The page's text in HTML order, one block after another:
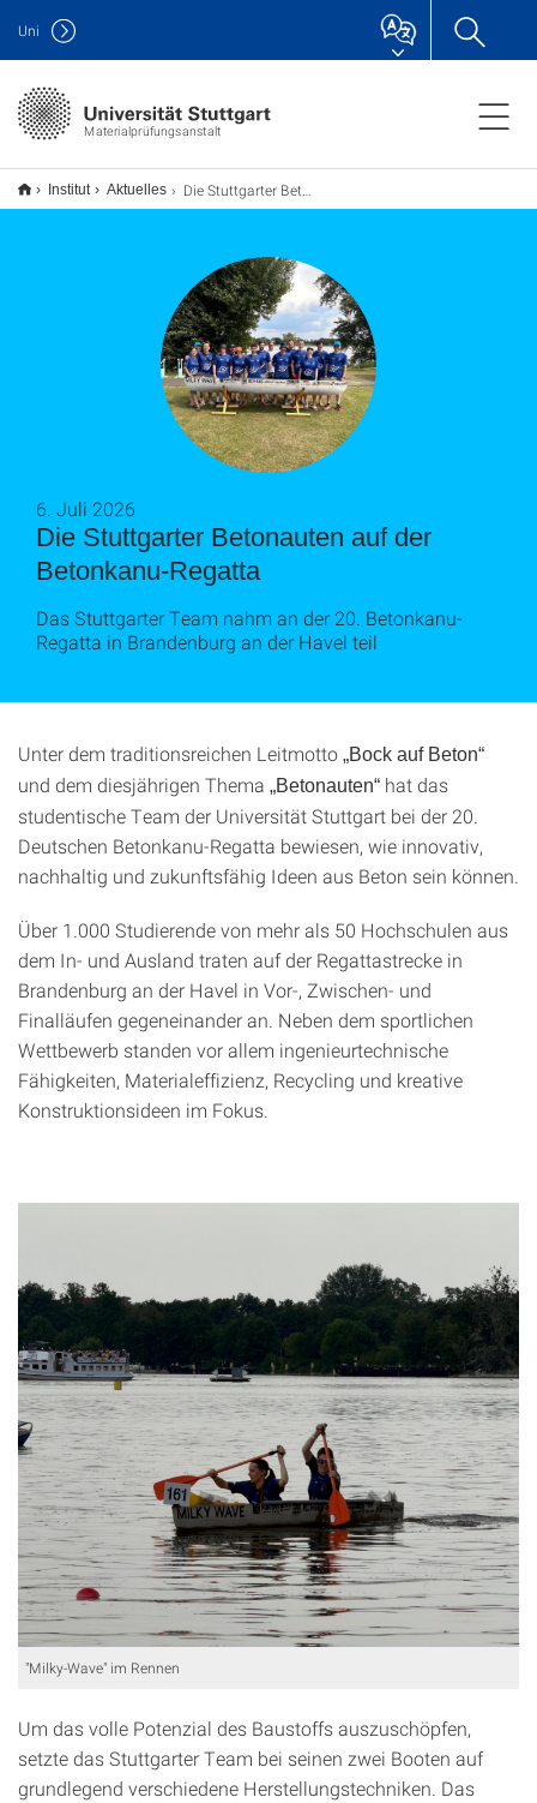
Materialprüfungsanstalt
Uni
Institut Aktuelles Die Stuttgarter Betonauten auf der Betonkanu-Regatta
Die Stuttgarter Betonauten auf der
Betonkanu-Regatta
6. Juli 2026
Das Stuttgarter Team nahm an der 20. Betonkanu-
Regatta in Brandenburg an der Havel teil
Unter dem traditionsreichen Leitmotto „Bock auf Beton“
und dem diesjährigen Thema „Betonauten“ hat das
studentische Team der Universität Stuttgart bei der 20.
Deutschen Betonkanu-Regatta bewiesen, wie innovativ,
nachhaltig und zukunftsfähig Ideen aus Beton sein können.
Über 1.000 Studierende von mehr als 50 Hochschulen aus
dem In- und Ausland traten auf der Regattastrecke in
Brandenburg an der Havel in Vor-, Zwischen- und
Finalläufen gegeneinander an. Neben dem sportlichen
Wettbewerb standen vor allem ingenieurtechnische
Fähigkeiten, Materialeffizienz, Recycling und kreative
Konstruktionsideen im Fokus.
"Milky-Wave" im Rennen
Um das volle Potenzial des Baustoffs auszuschöpfen,
setzte das Stuttgarter Team bei seinen zwei Booten auf
grundlegend verschiedene Herstellungstechniken. Das